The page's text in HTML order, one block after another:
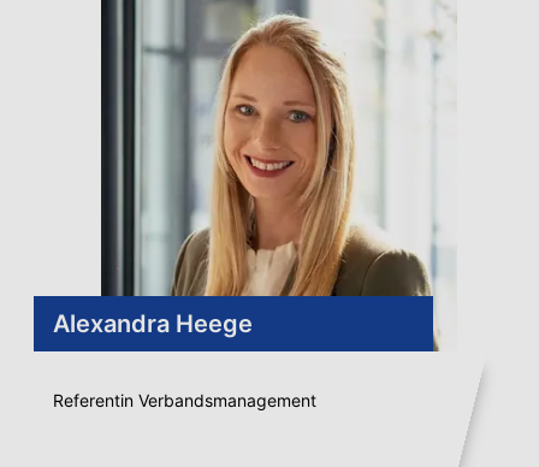
Alexandra Heege
Referentin Verbandsmanagement